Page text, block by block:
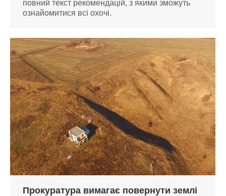
повний текст рекомендацій, з якими зможуть
ознайомитися всі охочі.
Прокуратура вимагає повернути землі